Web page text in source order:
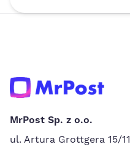
MrPost Sp. z o.o.
ul. Artura Grottgera 15/11